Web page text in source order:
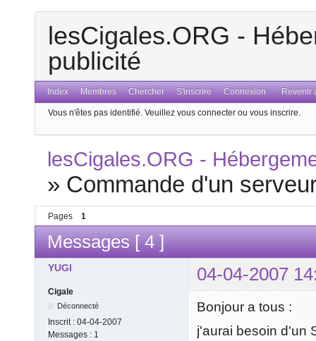
lesCigales.ORG -
publicité
Index Membres Chercher S'inscrire Connexion Revenir
Vous n'êtes pas identifié. Veuillez vous connecter ou vous inscrire.
lesCigales.ORG -
» Commande d'un
Pages 1
Messages [ 4 ]
YUGI 04-04-2007
Cigale
Déconnecté
Inscrit : 04-04-2007
Messages : 1
Bonjour a tous :
j'aurai besoin d'un